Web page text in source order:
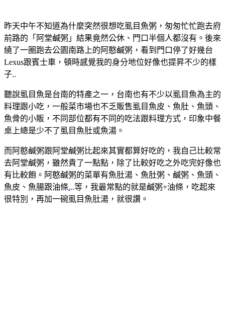
昨天中午不知道為什麼突然很想吃虱目魚粥，匆匆忙忙跑去府
前路的「阿堂鹹粥」結果竟然公休、門口半個人都沒有。後來
繞了一圈跑去公園南路上的阿憨鹹粥，看到門口停了好幾台
Lexus跟賓士車，頓時感覺我的身分地位好像也提昇不少的樣
子..
聽說虱目魚是台南的特產之一，台南也有不少以虱目魚為主的
料理跟小吃，一般菜市場也不乏販售虱目魚皮、魚肚、魚頭、
魚骨的小販，不同部位都有不同的吃法跟料理方式，印象中餐
桌上總是少不了虱目魚肚或魚湯。
而阿憨鹹粥跟阿堂鹹粥比起來其實都算好吃的，我自己比較常
去阿堂鹹粥，雖然貴了一點點，除了比較好吃之外吃完好像也
有比較飽。阿憨鹹粥的菜單有魚肚湯、魚肚粥、鹹粥、魚頭、
魚皮、魚腸跟油條...等，我最常點的就是鹹粥+油條，吃起來
很特別，再加一碗虱目魚肚湯，就很讚。